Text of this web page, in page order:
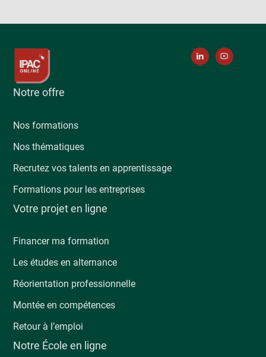
Notre offre
Nos formations
Nos thématiques
Recrutez vos talents en apprentissage
Formations pour les entreprises
Votre projet en ligne
Financer ma formation
Les études en alternance
Réorientation professionnelle
Montée en compétences
Retour à l’emploi
Notre École en ligne